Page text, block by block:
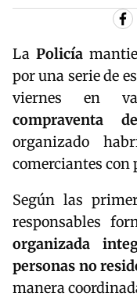
La Policía
por una serie de
viernes en
compraventa
organizado
comerciantes con
Según las
responsables
organizada
personas no
manera